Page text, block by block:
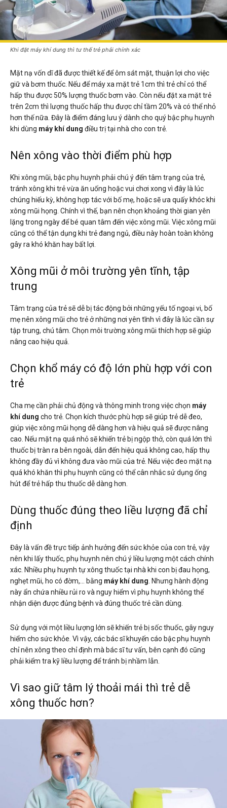
Khi đặt máy khí dung thì tư thế trẻ phải chính xác
Mặt nạ vốn dĩ đã được thiết kế để ôm sát mặt, thuận lợi cho việc
giữ và bơm thuốc. Nếu để máy xa mặt trẻ 1cm thì trẻ chỉ có thể
hấp thu được 50% lượng thuốc bơm vào. Còn nếu đặt xa mặt trẻ
trên 2cm thì lượng thuốc hấp thu được chỉ tầm 20% và có thể nhỏ
hơn thế nữa. Đây là điểm đáng lưu ý dành cho quý bậc phụ huynh
khi dùng máy khí dung điều trị tại nhà cho con trẻ.
Nên xông vào thời điểm phù hợp
Khi xông mũi, bậc phụ huynh phải chú ý đến tâm trạng của trẻ,
tránh xông khi trẻ vừa ăn uống hoặc vui chơi xong vì đây là lúc
chúng hiếu kỳ, không hợp tác với bố mẹ, hoặc sẽ ưa quấy khóc khi
xông mũi họng. Chính vì thế, bạn nên chọn khoảng thời gian yên
lặng trong ngày để bé quan tâm đến việc xông mũi. Việc xông mũi
cũng có thể tận dụng khi trẻ đang ngủ, điều này hoàn toàn không
gây ra khó khăn hay bất lợi.
Xông mũi ở môi trường yên tĩnh, tập
trung
Tâm trạng của trẻ sẽ dễ bị tác động bởi những yếu tố ngoại vi, bố
mẹ nên xông mũi cho trẻ ở những nơi yên tĩnh vì đây là lúc cần sự
tập trung, chú tâm. Chọn môi trường xông mũi thích hợp sẽ giúp
nâng cao hiệu quả.
Chọn khổ máy có độ lớn phù hợp với con
trẻ
Cha mẹ cần phải chủ động và thông minh trong việc chọn máy
khí dung cho trẻ. Chọn kích thước phù hợp sẽ giúp trẻ dễ đeo,
giúp việc xông mũi họng dễ dàng hơn và hiệu quả sẽ được nâng
cao. Nếu mặt nạ quá nhỏ sẽ khiến trẻ bị ngộp thở, còn quá lớn thì
thuốc bị tràn ra bên ngoài, dẫn đến hiệu quả không cao, hấp thụ
không đầy đủ vì không đưa vào mũi của trẻ. Nếu việc đeo mặt nạ
quá khó khăn thì phụ huynh cũng có thể cân nhắc sử dụng ống
hút để trẻ hấp thu thuốc dễ dàng hơn.
Dùng thuốc đúng theo liều lượng đã chỉ
định
Đây là vấn đề trực tiếp ảnh hưởng đến sức khỏe của con trẻ, vậy
nên khi lấy thuốc, phụ huynh nên chú ý liều lượng một cách chính
xác. Nhiều phụ huynh tự xông thuốc tại nhà khi con bị đau họng,
nghẹt mũi, ho có đờm,… bằng máy khí dung . Nhưng hành động
này ẩn chứa nhiều rủi ro và nguy hiểm vì phụ huynh không thể
nhận diện được đủng bệnh và đúng thuốc trẻ cần dùng.
Sử dụng với một liều lượng lớn sẽ khiến trẻ bị sốc thuốc, gây nguy
hiểm cho sức khỏe. Vì vậy, các bác sĩ khuyến cáo bậc phụ huynh
chỉ nên xông theo chỉ định mà bác sĩ tư vấn, bên cạnh đó cũng
phải kiểm tra kỹ liều lượng để tránh bị nhầm lẫn.
Vì sao giữ tâm lý thoải mái thì trẻ dễ
xông thuốc hơn?